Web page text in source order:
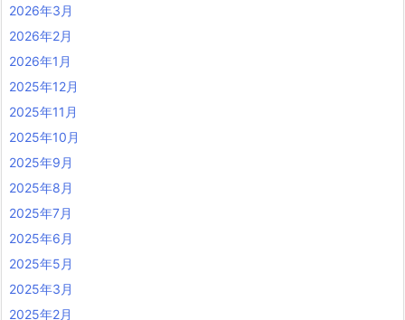
2026年3月
2026年2月
2026年1月
2025年12月
2025年11月
2025年10月
2025年9月
2025年8月
2025年7月
2025年6月
2025年5月
2025年3月
2025年2月